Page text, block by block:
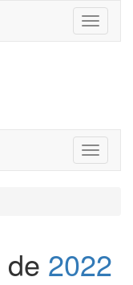
Toggle
de 2022